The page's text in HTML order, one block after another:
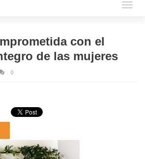
con el
de las mujeres
0